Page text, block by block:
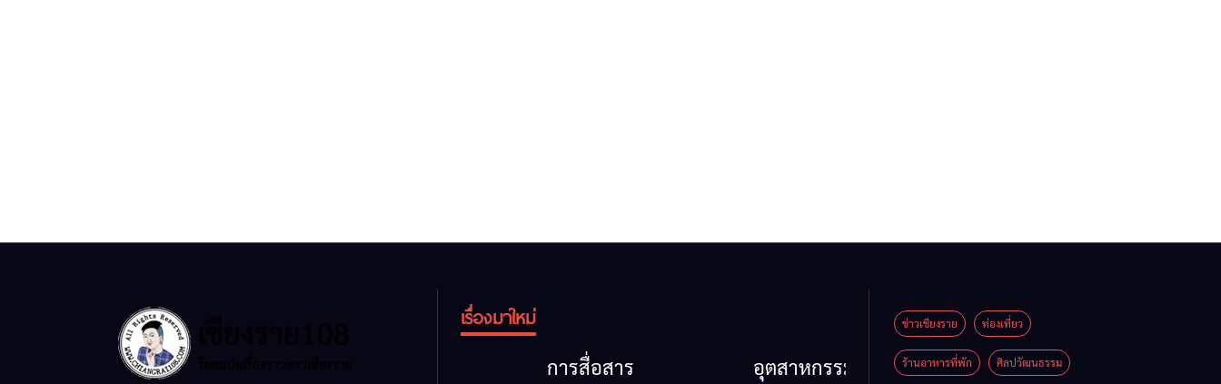
เรื่องมาใหม่
การสื่อสาร
อุตสาหกรรม
ข่าวเชียงราย ท่องเที่ยว
ร้านอาหารที่พัก ศิลปวัฒนธรรม